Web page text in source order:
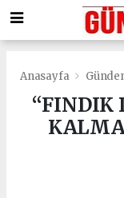
Anasayfa
“FINDIK